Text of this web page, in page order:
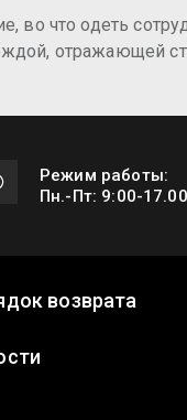
что одеть
отражающей
Режим работы:
Пн.-Пт: 9:00-
возврата